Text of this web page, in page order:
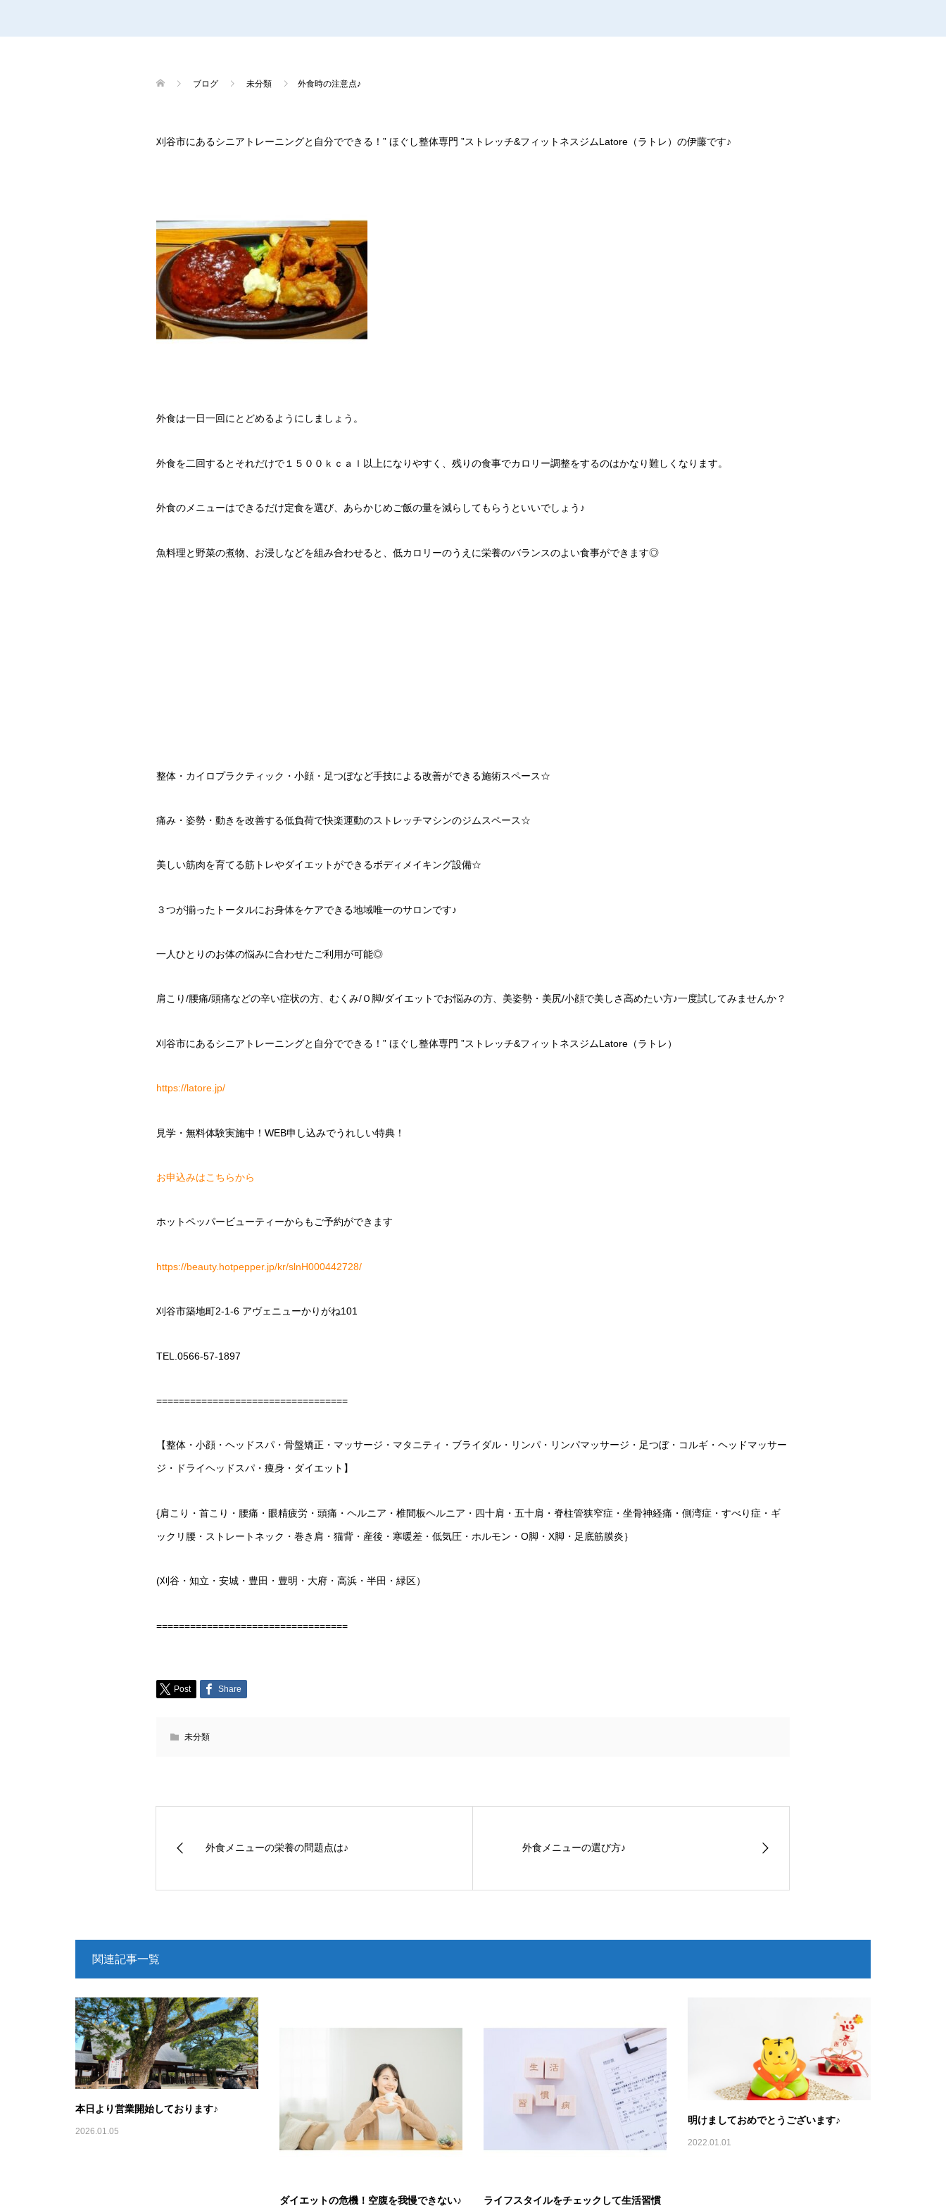
ブログ 未分類 外食時の注意点♪
刈谷市にあるシニアトレーニングと自分でできる！ ” ほぐし整体専門 ”ストレッチ&フィットネスジムLatore （ラトレ）の伊藤です♪
外食は一日一回にとどめるようにしましょう。
外食を二回するとそれだけで１５００ｋｃａｌ以上になりやすく、残りの食事でカロリー調整をするのはかなり難しくなります。
外食のメニューはできるだけ定食を選び、あらかじめご飯の量を減らしてもらうといいでしょう♪
魚料理と野菜の煮物、お浸しなどを組み合わせると、低カロリーのうえに栄養のバランスのよい食事ができます◎
整体・カイロプラクティック・小顔・足つぼなど手技による改善ができる施術スペース☆
痛み・姿勢・動きを改善する低負荷で快楽運動のストレッチマシンのジムスペース☆
美しい筋肉を育てる筋トレやダイエットができるボディメイキング設備☆
３つが揃ったトータルにお身体をケアできる地域唯一のサロンです♪
一人ひとりのお体の悩みに合わせたご利用が可能◎
肩こり/腰痛/頭痛などの辛い症状の方、むくみ/Ｏ脚/ダイエットでお悩みの方、美姿勢・美尻/小顔で美しさ高めたい方♪一度試してみませんか？
刈谷市にあるシニアトレーニングと自分でできる！ ” ほぐし整体専門 ”ストレッチ&フィットネスジムLatore （ラトレ）
https://latore.jp/
見学・無料体験実施中！ WEB申し込みでうれしい特典！
お申込みはこちらから
ホットペッパービューティーからもご予約ができます
https://beauty.hotpepper.jp/kr/slnH000442728/
刈谷市築地町2-1-6 アヴェニューかりがね101
TEL.0566-57-1897
==================================
【整体・小顔・ヘッドスパ・骨盤矯正・マッサージ・マタニティ・ブライダル・リンパ・リンパマッサージ・足つぼ・コルギ・ヘッドマッサー
ジ・ドライヘッドスパ・痩身・ダイエット】
{肩こり・首こり・腰痛・眼精疲労・頭痛・ヘルニア・椎間板ヘルニア・四十肩・五十肩・脊柱管狭窄症・坐骨神経痛・側湾症・すべり症・ギ
ックリ腰・ストレートネック・巻き肩・猫背・産後・寒暖差・低気圧・ホルモン・ O脚・ X脚・足底筋膜炎｝
(刈谷・知立・安城・豊田・豊明・大府・高浜・半田・緑区）
==================================
Post Share
未分類
外食メニューの栄養の問題点は♪ 外食メニューの選び方♪
関連記事一覧
本日より営業開始しております♪
2026.01.05
ダイエットの危機！空腹を我慢できない♪ ライフスタイルをチェックして生活習慣
明けましておめでとうございます♪
2022.01.01